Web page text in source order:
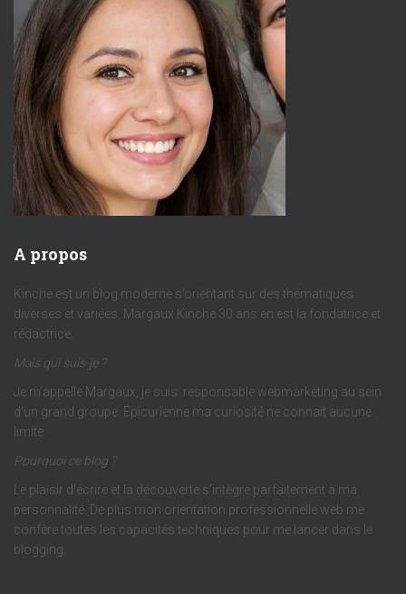
A propos
Kinche est un blog moderne s’orientant sur des thématiques
diverses et variées. Margaux Kinche 30 ans en est la fondatrice et
rédactrice.
Mais qui suis-je ?
Je m’appelle Margaux, je suis responsable webmarketing au sein
d’un grand groupe. Épicurienne ma curiosité ne connait aucune
limite.
Pourquoi ce blog ?
Le plaisir d’écrire et la découverte s’intègre parfaitement à ma
personnalité. De plus mon orientation professionnelle web me
confère toutes les capacités techniques pour me lancer dans le
blogging.